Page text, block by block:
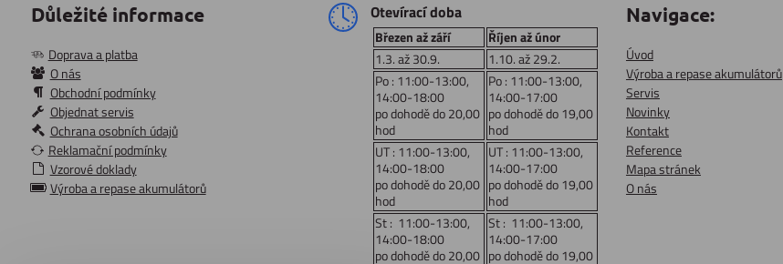
Důležité informace
Doprava a platba
O nás
Obchodní podmínky
Objednat servis
Ochrana osobních údajů
Reklamační podmínky
Vzorové doklady
Výroba a repase akumulátorů
Otevírací doba
Březen až září
Říjen až únor
1.3. až 30.9.
1.10. až 29.2.
Po : 11:00-13:00,
14:00-18:00
po dohodě do 20,00
hod
Po : 11:00-13:00,
14:00-17:00
po dohodě do 19,00
hod
UT : 11:00-13:00,
14:00-18:00
po dohodě do 20,00
hod
UT : 11:00-13:00,
14:00-17:00
po dohodě do 19,00
hod
St : 11:00-13:00,
14:00-18:00
po dohodě do 20,00
St : 11:00-13:00,
14:00-17:00
po dohodě do 19,00
Navigace:
Úvod
Výroba a repase akumulátorů
Servis
Novinky
Kontakt
Reference
Mapa stránek
O nás